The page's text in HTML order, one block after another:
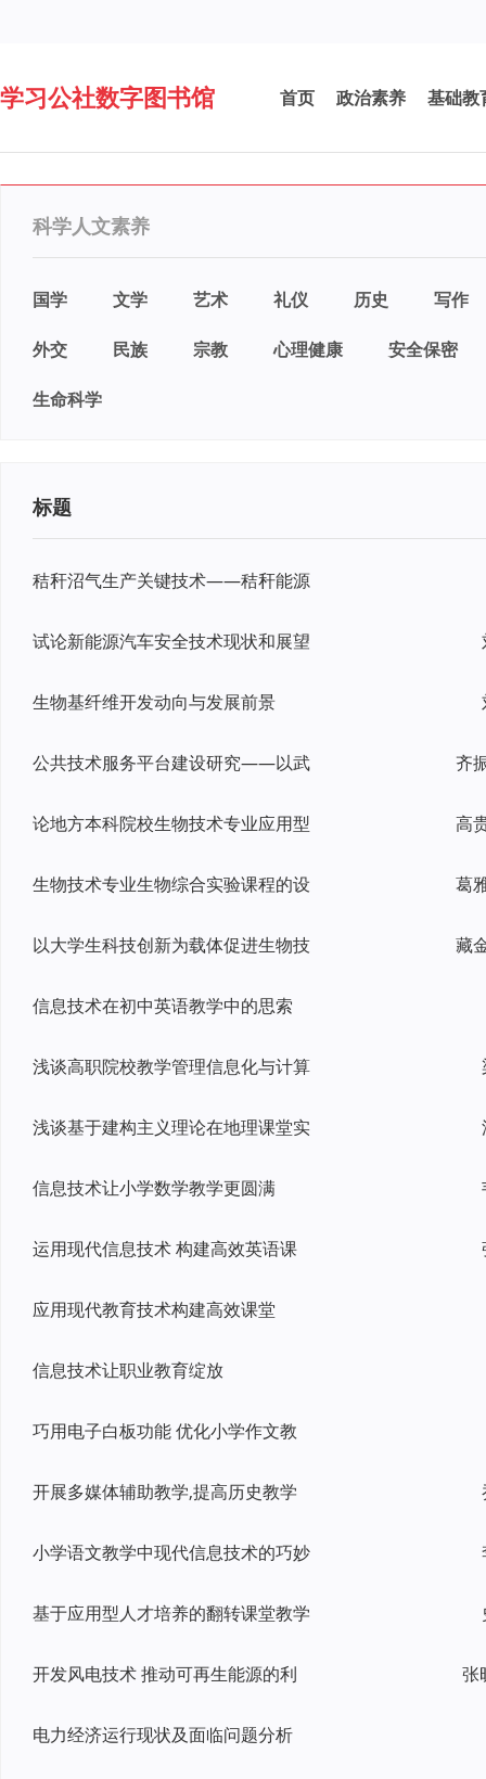
学习公社数字图书馆 首页 政治素养 基础教
科学人文素养
国学 文学 艺术 礼仪 历史 写作
外交 民族 宗教 心理健康 安全保密
生命科学
标题
秸秆沼气生产关键技术——秸秆能源
试论新能源汽车安全技术现状和展望
生物基纤维开发动向与发展前景
公共技术服务平台建设研究——以武
论地方本科院校生物技术专业应用型
生物技术专业生物综合实验课程的设
以大学生科技创新为载体促进生物技
信息技术在初中英语教学中的思索
浅谈高职院校教学管理信息化与计算
浅谈基于建构主义理论在地理课堂实
信息技术让小学数学教学更圆满
运用现代信息技术 构建高效英语课
应用现代教育技术构建高效课堂
信息技术让职业教育绽放
巧用电子白板功能 优化小学作文教
开展多媒体辅助教学,提高历史教学
小学语文教学中现代信息技术的巧妙
基于应用型人才培养的翻转课堂教学
开发风电技术 推动可再生能源的利 张
电力经济运行现状及面临问题分析